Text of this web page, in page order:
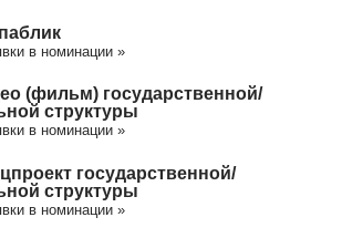
в номинации »
(фильм) государственной/
структуры
в номинации »
государственной/
структуры
в номинации »